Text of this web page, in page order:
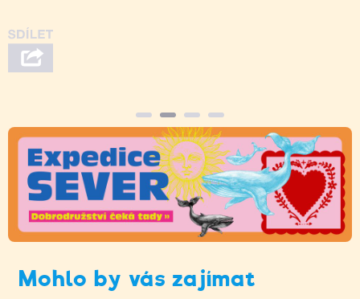
Mohlo by vás zajímat